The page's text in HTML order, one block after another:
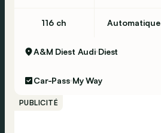
116 ch Automatique
A&M Diest Audi Diest
Car-Pass My Way
PUBLICITÉ